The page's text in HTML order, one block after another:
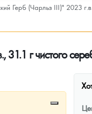
Герб (Чарльз III)" 2023
31.1 г чистого